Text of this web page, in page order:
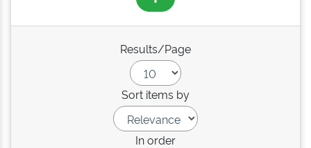
Results/Page
Sort items by
In order